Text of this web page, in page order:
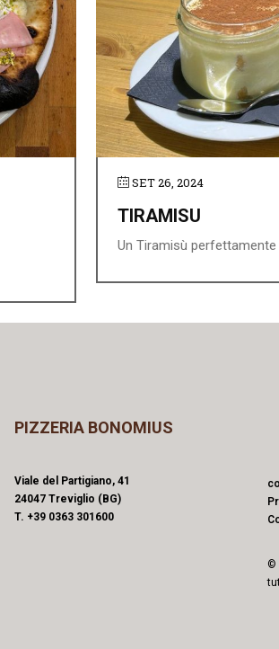
SET 26, 2024
TIRAMISU
Un Tiramisù perfettamente
PIZZERIA BONOMIUS
Viale del Partigiano, 41
24047 Treviglio (BG)
T. +39 0363 301600
©